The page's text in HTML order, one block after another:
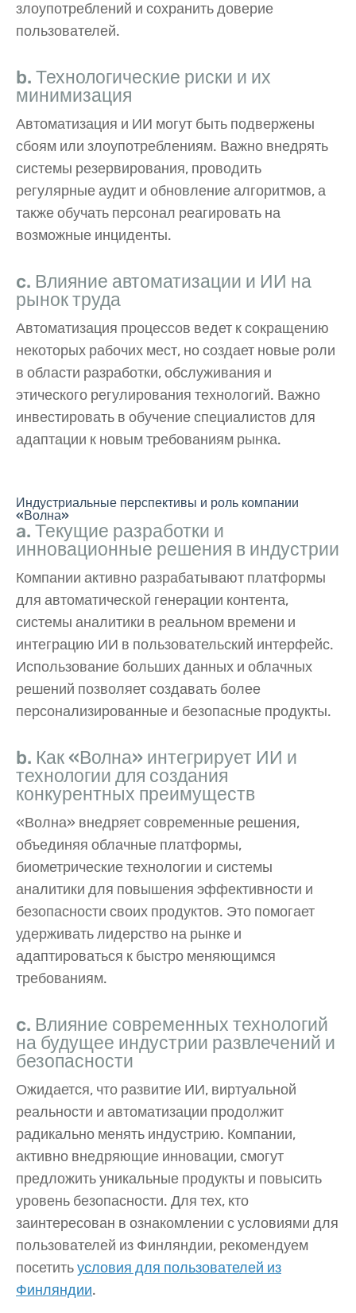
злоупотреблений и сохранить доверие
пользователей.
b. Технологические риски и их
минимизация
Автоматизация и ИИ могут быть подвержены
сбоям или злоупотреблениям. Важно внедрять
системы резервирования, проводить
регулярные аудит и обновление алгоритмов, а
также обучать персонал реагировать на
возможные инциденты.
c. Влияние автоматизации и ИИ на
рынок труда
Автоматизация процессов ведет к сокращению
некоторых рабочих мест, но создает новые роли
в области разработки, обслуживания и
этического регулирования технологий. Важно
инвестировать в обучение специалистов для
адаптации к новым требованиям рынка.
Индустриальные перспективы и роль компании
«Волна»
a. Текущие разработки и
инновационные решения в индустрии
Компании активно разрабатывают платформы
для автоматической генерации контента,
системы аналитики в реальном времени и
интеграцию ИИ в пользовательский интерфейс.
Использование больших данных и облачных
решений позволяет создавать более
персонализированные и безопасные продукты.
b. Как «Волна» интегрирует ИИ и
технологии для создания
конкурентных преимуществ
«Волна» внедряет современные решения,
объединяя облачные платформы,
биометрические технологии и системы
аналитики для повышения эффективности и
безопасности своих продуктов. Это помогает
удерживать лидерство на рынке и
адаптироваться к быстро меняющимся
требованиям.
c. Влияние современных технологий
на будущее индустрии развлечений и
безопасности
Ожидается, что развитие ИИ, виртуальной
реальности и автоматизации продолжит
радикально менять индустрию. Компании,
активно внедряющие инновации, смогут
предложить уникальные продукты и повысить
уровень безопасности. Для тех, кто
заинтересован в ознакомлении с условиями для
пользователей из Финляндии, рекомендуем
посетитьусловия для пользователей из
Финляндии.